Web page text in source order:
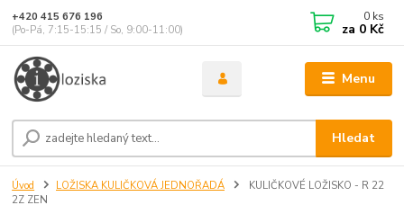
Menu
Hledat
+420 415 676 196
(Po-Pá, 7:15-15:15 / So, 9:00-11:00)
0 ks
za 0 Kč
Úvod LOŽISKA KULIČKOVÁ JEDNOŘADÁ
KULIČKOVÉ LOŽISKO - R 22
2Z ZEN